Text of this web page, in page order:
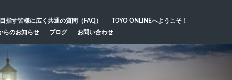
指す皆様に広く共通の質問（FAQ）
TOYO ONLINEへようこそ！
らのお知らせ ブログ お問い合わせ